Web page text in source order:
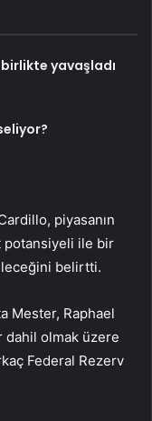
yavaşladı
piyasanın
potansiyeli ile bir
belirtti.
Mester, Raphael
dahil olmak üzere
Federal Rezerv